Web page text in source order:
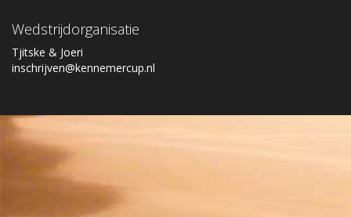
Wedstrijdorganisatie
Tjitske & Joeri
inschrijven@kennemercup.nl